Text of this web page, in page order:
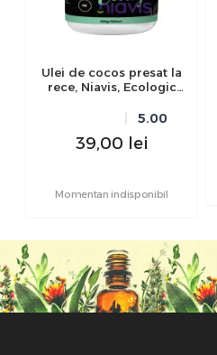
Ulei de cocos presat la
rece, Niavis, Ecologic
5.00
39,00 lei
Momentan indisponibil